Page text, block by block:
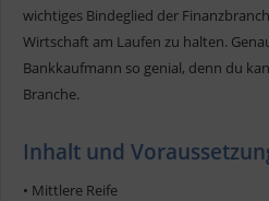
wichtiges Bindeglied der
Wirtschaft am Laufen zu halten.
Bankkaufmann so genial, denn du
Branche.
Inhalt und
• Mittlere Reife